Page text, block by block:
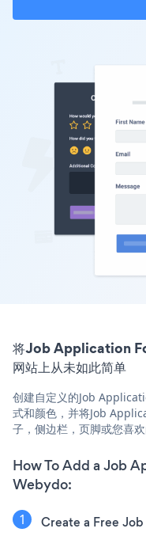
将Job Application
网站上从未如此简单
创建自定义的Job
式和颜色，并将Job
子，侧边栏，页脚或您喜欢
How To Add a Job
Webydo:
Create a Free